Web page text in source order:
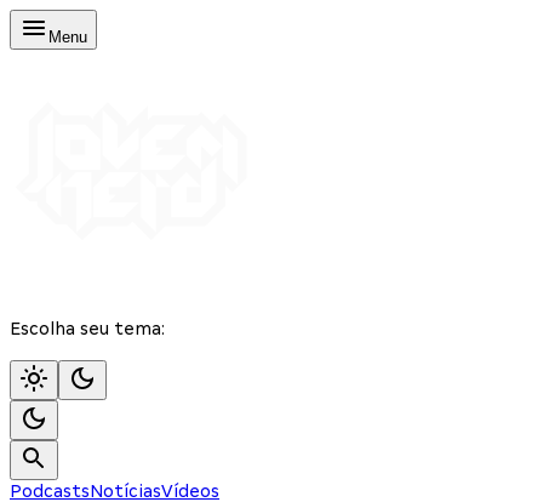
Menu
Escolha seu tema:
PodcastsNotíciasVídeos